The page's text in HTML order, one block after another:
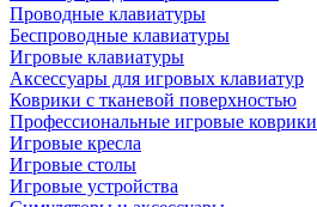
Проводные клавиатуры
Беспроводные клавиатуры
Игровые клавиатуры
Аксессуары для игровых клавиатур
Коврики с тканевой поверхностью
Профессиональные игровые коврики
Игровые кресла
Игровые столы
Игровые устройства